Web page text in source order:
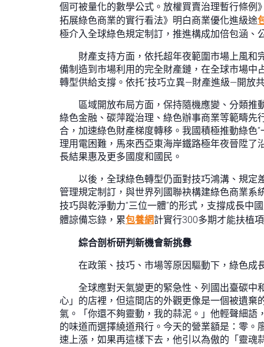
個可被量化的數學公式。放權買賣治理暫行條
拓展綠色商業的實行看法》明白商業優化進級途
極介入全球綠色規定制訂，推進構成加倍包涵、
財產支持方面，依托超年夜範圍市場上風和
備制造到市場利用的完全財產鏈，在全球市場
轉型供給支撐。依托“技巧立異—財產進級—開放
區域開放布局方面，保持隨機應變、分類
綠色金融、碳萍蹤治理、綠色辦事商業等範疇
合，加速綠色財產梯度轉移。我國積極推動綠色
理用電困難，馬來西亞東海岸鐵路極年夜晉陞了
長結果惠及更多國度和國民。
以後，全球綠色轉型仍面對技巧鴻溝、規定
管理規定制訂，與世界列國聯袂構建綠色商業
技巧與乾淨動力“三位一體”的形式，支撐成長中
體諒備忘錄，累包養網計實行300多期才能扶植
綜合剖析研判新機會新挑釁
在政策、技巧、市場等原因驅動下，綠色成
全球應對天氣變更的緊急性、列國出臺碳中
心」的店裡，但這間店的外觀更像是一個被遺
氣。「你還不夠靈動，我的蒜泥。」他輕聲細
的味道而選擇繞道飛行。今天的營業額是：零
速上漲，如果再這樣下去，他引以為傲的「靈